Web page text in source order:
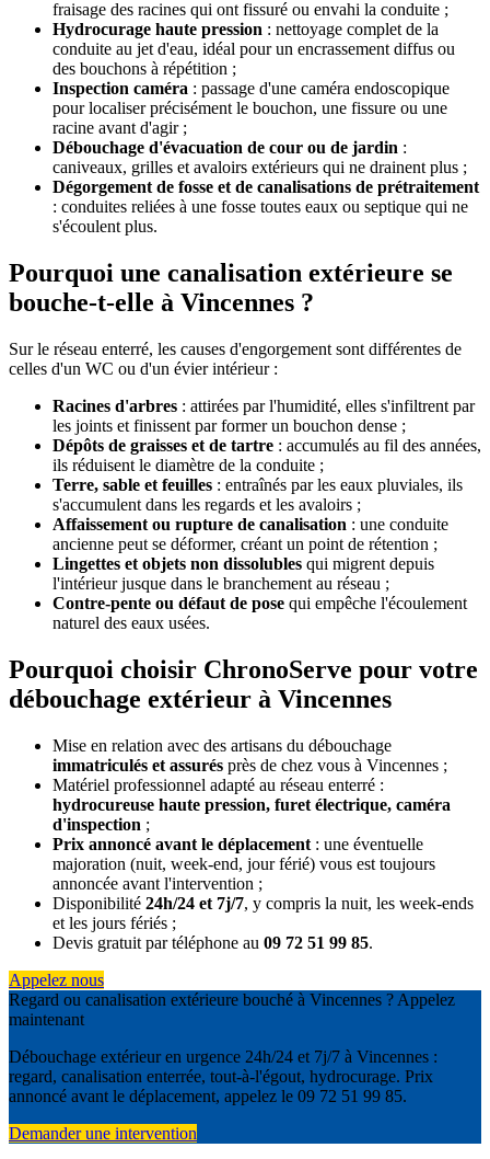
fraisage des racines qui ont fissuré ou envahi la conduite ;
Hydrocurage haute pression : nettoyage complet de la
conduite au jet d'eau, idéal pour un encrassement diffus ou
des bouchons à répétition ;
Inspection caméra : passage d'une caméra endoscopique
pour localiser précisément le bouchon, une fissure ou une
racine avant d'agir ;
Débouchage d'évacuation de cour ou de jardin :
caniveaux, grilles et avaloirs extérieurs qui ne drainent plus ;
Dégorgement de fosse et de canalisations de prétraitement
: conduites reliées à une fosse toutes eaux ou septique qui ne
s'écoulent plus.
Pourquoi une canalisation extérieure se
bouche-t-elle à Vincennes ?
Sur le réseau enterré, les causes d'engorgement sont différentes de
celles d'un WC ou d'un évier intérieur :
Racines d'arbres : attirées par l'humidité, elles s'infiltrent par
les joints et finissent par former un bouchon dense ;
Dépôts de graisses et de tartre : accumulés au fil des années,
ils réduisent le diamètre de la conduite ;
Terre, sable et feuilles : entraînés par les eaux pluviales, ils
s'accumulent dans les regards et les avaloirs ;
Affaissement ou rupture de canalisation : une conduite
ancienne peut se déformer, créant un point de rétention ;
Lingettes et objets non dissolubles qui migrent depuis
l'intérieur jusque dans le branchement au réseau ;
Contre-pente ou défaut de pose qui empêche l'écoulement
naturel des eaux usées.
Pourquoi choisir ChronoServe pour votre
débouchage extérieur à Vincennes
Mise en relation avec des artisans du débouchage
immatriculés et assurés près de chez vous à Vincennes ;
Matériel professionnel adapté au réseau enterré :
hydrocureuse haute pression, furet électrique, caméra
d'inspection ;
Prix annoncé avant le déplacement : une éventuelle
majoration (nuit, week-end, jour férié) vous est toujours
annoncée avant l'intervention ;
Disponibilité 24h/24 et 7j/7, y compris la nuit, les week-ends
et les jours fériés ;
Devis gratuit par téléphone au 09 72 51 99 85.
Appelez nous
Regard ou canalisation extérieure bouché à Vincennes ? Appelez
maintenant
Débouchage extérieur en urgence 24h/24 et 7j/7 à Vincennes :
regard, canalisation enterrée, tout-à-l'égout, hydrocurage. Prix
annoncé avant le déplacement, appelez le 09 72 51 99 85.
Demander une intervention